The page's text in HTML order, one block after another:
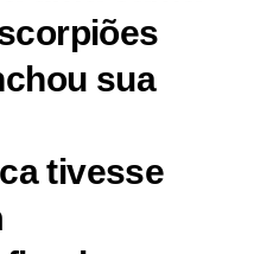
sua
tivesse